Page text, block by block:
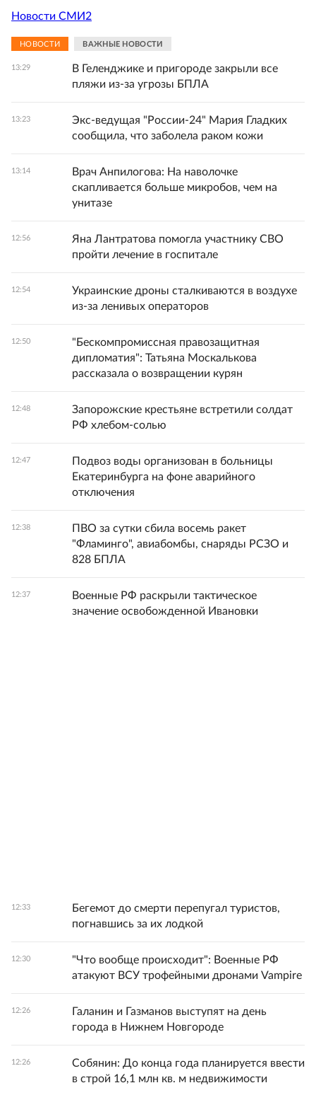
Новости СМИ2
НОВОСТИ ВАЖНЫЕ НОВОСТИ
13:29
В Геленджике и пригороде закрыли все
пляжи из-за угрозы БПЛА
13:23
Экс-ведущая "России-24" Мария Гладких
сообщила, что заболела раком кожи
13:14
Врач Анпилогова: На наволочке
скапливается больше микробов, чем на
унитазе
12:56
Яна Лантратова помогла участнику СВО
пройти лечение в госпитале
12:54
Украинские дроны сталкиваются в воздухе
из-за ленивых операторов
12:50
"Бескомпромиссная правозащитная
дипломатия": Татьяна Москалькова
рассказала о возвращении курян
12:48
Запорожские крестьяне встретили солдат
РФ хлебом-солью
12:47
Подвоз воды организован в больницы
Екатеринбурга на фоне аварийного
отключения
12:38
ПВО за сутки сбила восемь ракет
"Фламинго", авиабомбы, снаряды РСЗО и
828 БПЛА
12:37
Военные РФ раскрыли тактическое
значение освобожденной Ивановки
12:33
Бегемот до смерти перепугал туристов,
погнавшись за их лодкой
12:30
"Что вообще происходит": Военные РФ
атакуют ВСУ трофейными дронами Vampire
12:26
Галанин и Газманов выступят на день
города в Нижнем Новгороде
12:26
Собянин: До конца года планируется ввести
в строй 16,1 млн кв. м недвижимости